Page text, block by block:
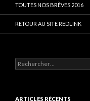
TOUTES NOS BRÈVES 2016
RETOUR AU SITE REDLINK
Rechercher :
ARTICLES RÉCENTS